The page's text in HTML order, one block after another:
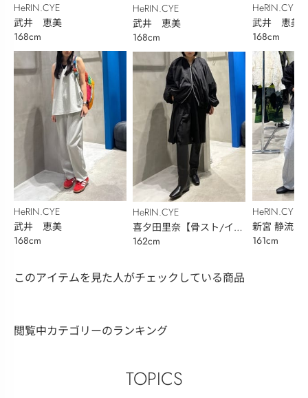
HeRIN.CYE
武井 恵美
168cm
HeRIN.CYE
武井 恵美
168cm
HeRIN.CYE
武井 恵美
168cm
HeRIN.CYE
喜夕田里奈【骨スト/イエ
ベ秋】
162cm
HeRIN.CYE
武井 恵美
168cm
HeRIN.CYE
新宮 静流
161cm
このアイテムを見た人がチェックしている商品
閲覧中カテゴリーのランキング
TOPICS